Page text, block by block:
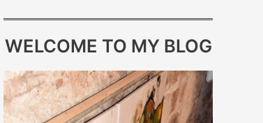
WELCOME TO MY BLOG